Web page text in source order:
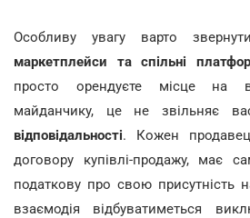
Особливу увагу варто
маркетплейси та спільні
просто орендуєте місце на
майданчику, це не звільняє
відповідальності. Кожен
договору купівлі-продажу, має
податкову про свою присутність
взаємодія відбуватиметься